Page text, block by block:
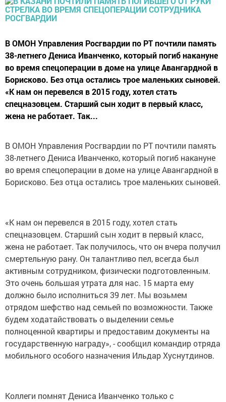
В ОМОН Управления Росгвардии по РТ почтили память
38-летнего Дениса Иванченко, который погиб накануне
во время спецоперации в доме на улице Авангардной в
Борисково. Без отца остались трое маленьких сыновей.
«К нам он перевелся в 2015 году, хотел стать
спецназовцем. Старший сын ходит в первый класс,
жена не работает. Так...
В ОМОН Управления Росгвардии по РТ почтили память
38-летнего Дениса Иванченко, который погиб накануне
во время спецоперации в доме на улице Авангардной в
Борисково. Без отца остались трое маленьких сыновей.
«К нам он перевелся в 2015 году, хотел стать
спецназовцем. Старший сын ходит в первый класс,
жена не работает. Так получилось, что он вчера получил
смертельную рану. Он талантливо пел, всегда был
активным сотрудником, физически подготовленным.
Это очень большая утрата для нас. 15 марта ему
должно было исполниться 39 лет. Мы возьмем
отрядом шефство над семьей по возможности. Также
будем ходатайствовать о выделении семье
полноценной квартиры и предоставим документы на
государственную награду», - сообщил командир отряда
мобильного особого назначения Ильдар Хуснутдинов.
Коллеги помнят Дениса Иванченко только с